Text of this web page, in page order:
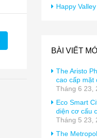
Happy Valley
BÀI VIẾT
The Aristo
cao cấp mặt
Tháng 6 23,
Eco Smart
diện cơ cấu
Tháng 5 23,
The